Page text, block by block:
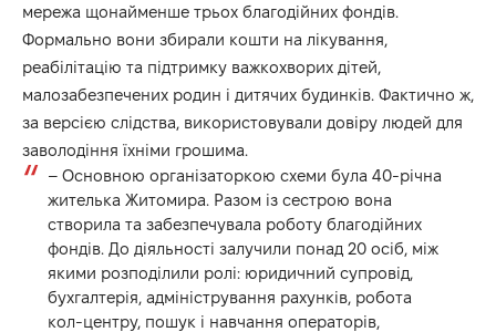
мережа щонайменше трьох благодійних фондів.
Формально вони збирали кошти на лікування,
реабілітацію та підтримку важкохворих дітей,
малозабезпечених родин і дитячих будинків. Фактично ж,
за версією слідства, використовували довіру людей для
заволодіння їхніми грошима.
– Основною організаторкою схеми була 40-річна
жителька Житомира. Разом із сестрою вона
створила та забезпечувала роботу благодійних
фондів. До діяльності залучили понад 20 осіб, між
якими розподілили ролі: юридичний супровід,
бухгалтерія, адміністрування рахунків, робота
кол-центру, пошук і навчання операторів,